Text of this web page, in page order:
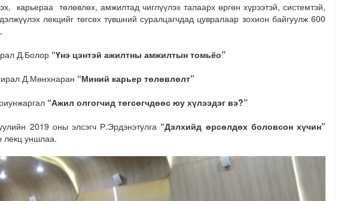
карьераа төлөвлөх, амжилтад чиглүүлэх талаарх өргөн хүрээтэй, системтэй,
лекцийг төгсөх түвшний суралцагчдад цувралаар зохион байгуулж 600
Д.Болор “Үнэ цэнтэй ажилтны амжилтын томьёо”
Д.Мөнхнаран “Миний карьер төлөвлөлт”
“Ажил олгогчид төгсөгчдөөс юу хүлээдэг вэ?”
2019 оны элсэгч Р.Эрдэнэтулга “Дэлхийд өрсөлдөх боловсон хүчин”
лекц уншлаа.